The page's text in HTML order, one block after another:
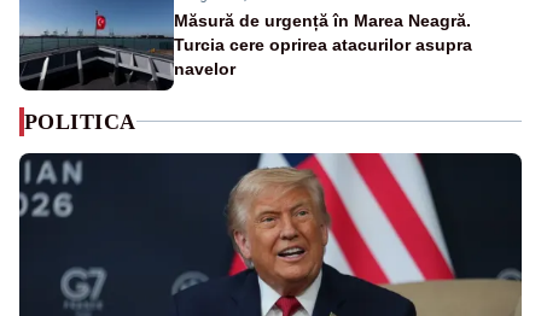
Măsură de urgență în Marea Neagră.
Turcia cere oprirea atacurilor asupra
navelor
POLITICA